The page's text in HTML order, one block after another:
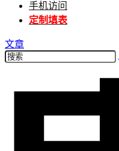
手机访问
定制填表
文章